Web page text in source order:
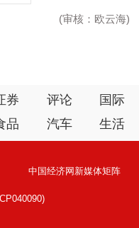
(审核：欧云海)
券 评论
国际
品 汽车 生活
中国经济网新媒体矩阵